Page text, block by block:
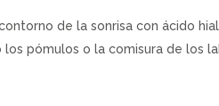
de la sonrisa con ácido
pómulos o la comisura de los